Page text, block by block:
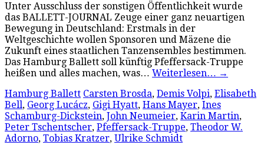
Unter Ausschluss der sonstigen Öffentlichkeit wurde
das BALLETT-JOURNAL Zeuge einer ganz neuartigen
Bewegung in Deutschland: Erstmals in der
Weltgeschichte wollen Sponsoren und Mäzene die
Zukunft eines staatlichen Tanzensembles bestimmen.
Das Hamburg Ballett soll künftig Pfeffersack-Truppe
heißen und alles machen, was… Weiterlesen… →
Hamburg Ballett Carsten Brosda, Demis Volpi, Elisabeth
Bell, Georg Lucácz, Gigi Hyatt, Hans Mayer, Ines
Schamburg-Dickstein, John Neumeier, Karin Martin,
Peter Tschentscher, Pfeffersack-Truppe, Theodor W.
Adorno, Tobias Kratzer, Ulrike Schmidt